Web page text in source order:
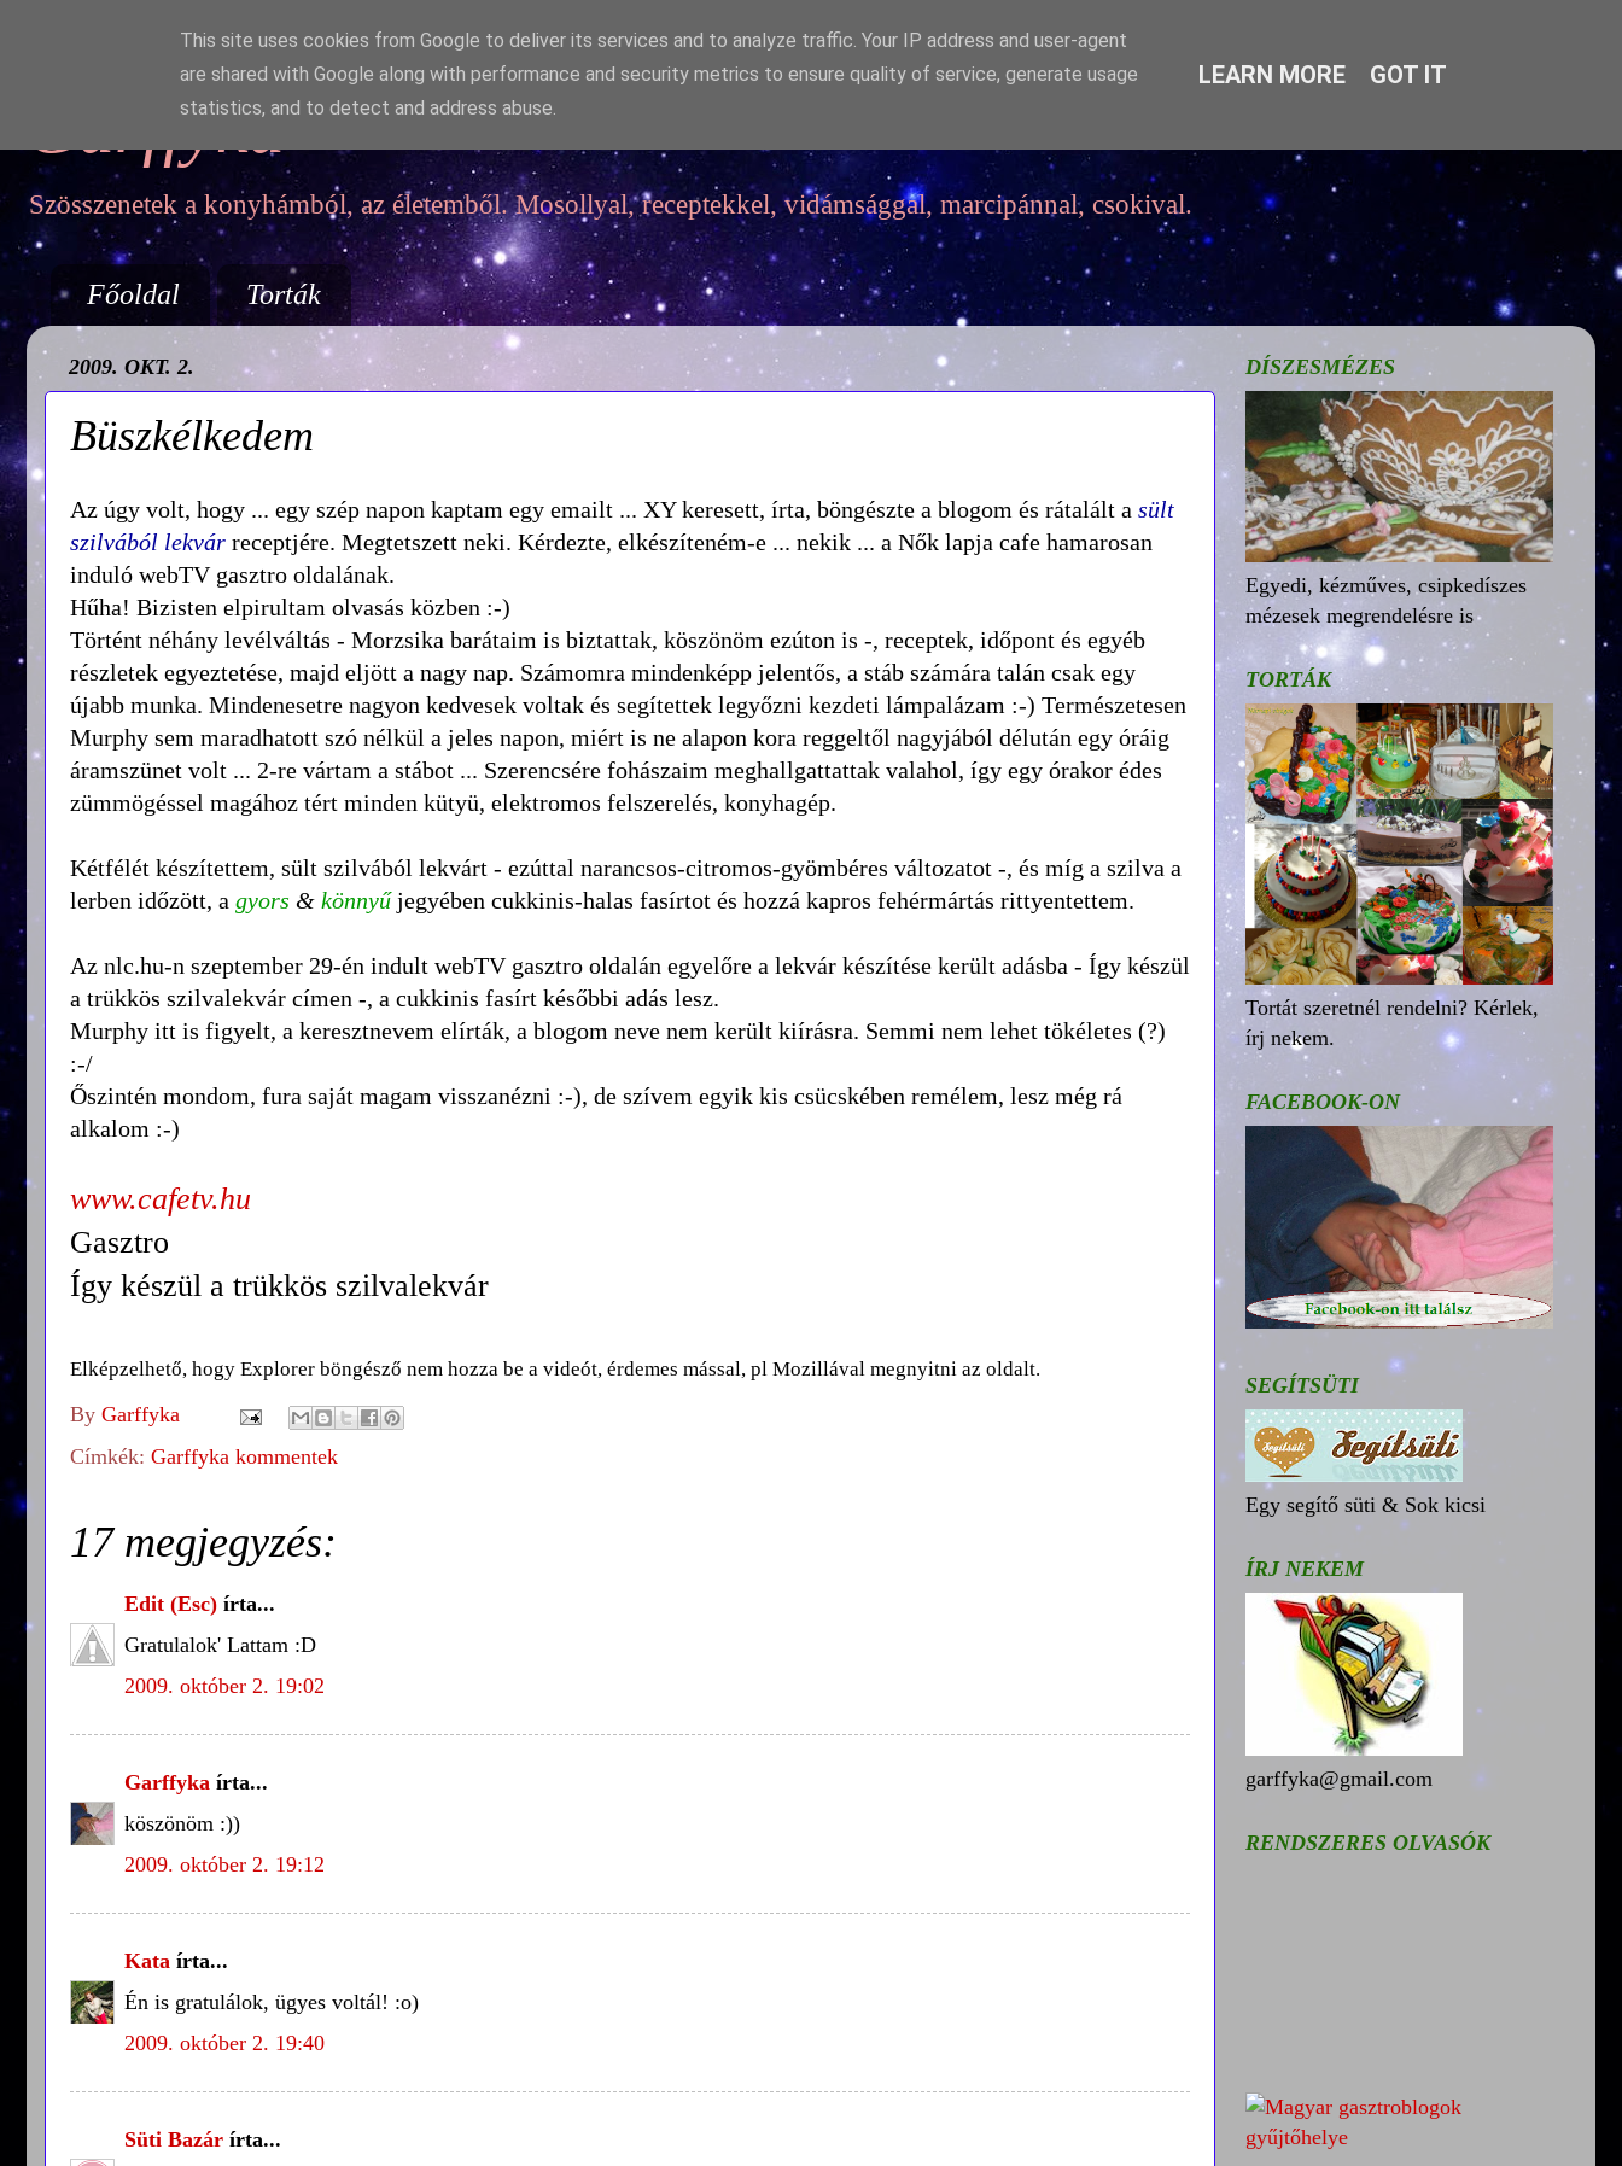
Garffyka
Szösszenetek a konyhámból, az életemből. Mosollyal, receptekkel, vidámsággal, marcipánnal, csokival.
Főoldal Torták
2009. OKT. 2.
Büszkélkedem
Az úgy volt, hogy ... egy szép napon kaptam egy emailt ... XY keresett, írta, böngészte a blogom és rátalált a sült
szilvából lekvár receptjére. Megtetszett neki. Kérdezte, elkészíteném-e ... nekik ... a Nők lapja cafe hamarosan
induló webTV gasztro oldalának.
Hűha! Bizisten elpirultam olvasás közben :-)
Történt néhány levélváltás - Morzsika barátaim is biztattak, köszönöm ezúton is -, receptek, időpont és egyéb
részletek egyeztetése, majd eljött a nagy nap. Számomra mindenképp jelentős, a stáb számára talán csak egy
újabb munka. Mindenesetre nagyon kedvesek voltak és segítettek legyőzni kezdeti lámpalázam :-) Természetesen
Murphy sem maradhatott szó nélkül a jeles napon, miért is ne alapon kora reggeltől nagyjából délután egy óráig
áramszünet volt ... 2-re vártam a stábot ... Szerencsére fohászaim meghallgattattak valahol, így egy órakor édes
zümmögéssel magához tért minden kütyü, elektromos felszerelés, konyhagép.
Kétfélét készítettem, sült szilvából lekvárt - ezúttal narancsos-citromos-gyömbéres változatot -, és míg a szilva a
lerben időzött, a gyors & könnyűjegyében cukkinis-halas fasírtot és hozzá kapros fehérmártás rittyentettem.
Az nlc.hu-n szeptember 29-én indult webTV gasztro oldalán egyelőre a lekvár készítése került adásba - Így készül
a trükkös szilvalekvár címen -, a cukkinis fasírt későbbi adás lesz.
Murphy itt is figyelt, a keresztnevem elírták, a blogom neve nem került kiírásra. Semmi nem lehet tökéletes (?)
:-/
Őszintén mondom, fura saját magam visszanézni :-), de szívem egyik kis csücskében remélem, lesz még rá
alkalom :-)
www.cafetv.hu
Gasztro
Így készül a trükkös szilvalekvár
Elképzelhető, hogy Explorer böngésző nem hozza be a videót, érdemes mással, pl Mozillával megnyitni az oldalt.
By Garffyka
Címkék: Garffyka kommentek
17 megjegyzés:
Edit (Esc) írta...
Gratulalok' Lattam :D
2009. október 2. 19:02
Garffyka írta...
köszönöm :))
2009. október 2. 19:12
Kata írta...
Én is gratulálok, ügyes voltál! :o)
2009. október 2. 19:40
Süti Bazár írta...
DÍSZESMÉZES
Egyedi, kézműves, csipkedíszes
mézesek megrendelésre is
TORTÁK
Tortát szeretnél rendelni? Kérlek,
írj nekem.
FACEBOOK-ON
SEGÍTSÜTI
Egy segítő süti & Sok kicsi
ÍRJ NEKEM
garffyka@gmail.com
RENDSZERES OLVASÓK
This site uses cookies from Google to deliver its services and to analyze traffic. Your IP address and user-agent
are shared with Google along with performance and security metrics to ensure quality of service, generate usage
statistics, and to detect and address abuse.
LEARN MORE GOT IT